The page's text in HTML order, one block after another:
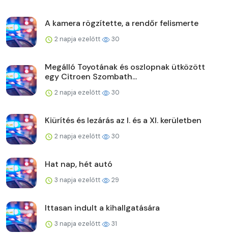
A kamera rögzítette, a rendőr felismerte
2 napja ezelőtt 30
Megálló Toyotának és oszlopnak ütközött
egy Citroen Szombath...
2 napja ezelőtt 30
Kiürítés és lezárás az I. és a XI. kerületben
2 napja ezelőtt 30
Hat nap, hét autó
3 napja ezelőtt 29
Ittasan indult a kihallgatására
3 napja ezelőtt 31